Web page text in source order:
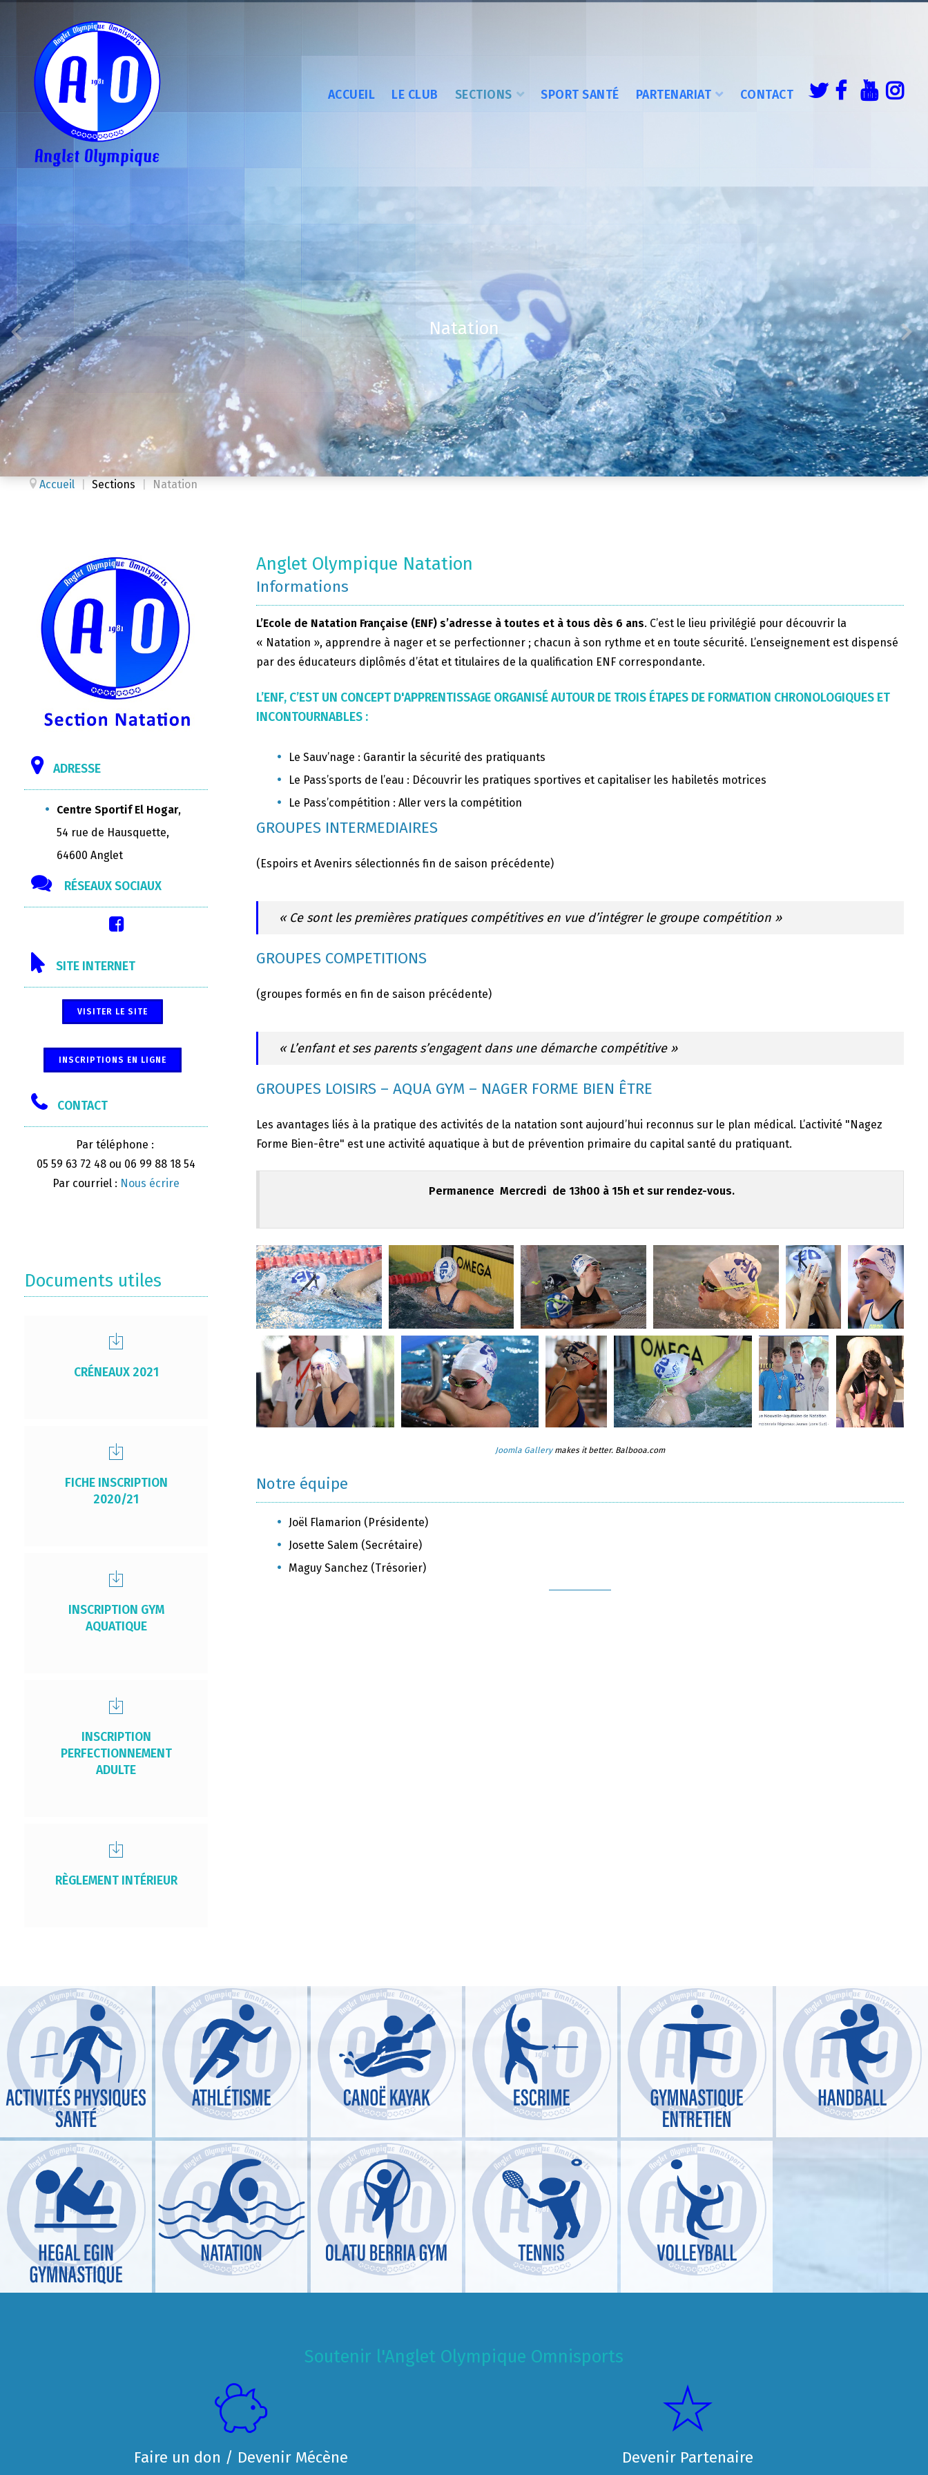
ACCUEIL LE CLUB SECTIONS SPORT SANTÉ PARTENARIAT CONTACT
Natation
Accueil Sections Natation
ADRESSE
Centre Sportif El Hogar,
54 rue de Hausquette,
64600 Anglet
RÉSEAUX SOCIAUX
SITE INTERNET
VISITER LE SITE
INSCRIPTIONS EN LIGNE
CONTACT
Par téléphone :
05 59 63 72 48 ou 06 99 88 18 54
Par courriel : Nous écrire
Documents utiles
CRÉNEAUX 2021
FICHE INSCRIPTION
2020/21
INSCRIPTION GYM
AQUATIQUE
INSCRIPTION
PERFECTIONNEMENT
ADULTE
RÈGLEMENT INTÉRIEUR
Anglet Olympique Natation
Informations
L’Ecole de Natation Française (ENF) s’adresse à toutes et à tous dès 6 ans. C’est le lieu privilégié pour découvrir la
« Natation », apprendre à nager et se perfectionner ; chacun à son rythme et en toute sécurité. L’enseignement est dispensé
par des éducateurs diplômés d’état et titulaires de la qualification ENF correspondante.
L’ENF, C’EST UN CONCEPT D'APPRENTISSAGE ORGANISÉ AUTOUR DE TROIS ÉTAPES DE FORMATION CHRONOLOGIQUES ET
INCONTOURNABLES :
Le Sauv’nage : Garantir la sécurité des pratiquants
Le Pass’sports de l’eau : Découvrir les pratiques sportives et capitaliser les habiletés motrices
Le Pass’compétition : Aller vers la compétition
GROUPES INTERMEDIAIRES
(Espoirs et Avenirs sélectionnés fin de saison précédente)
« Ce sont les premières pratiques compétitives en vue d’intégrer le groupe compétition »
GROUPES COMPETITIONS
(groupes formés en fin de saison précédente)
« L’enfant et ses parents s’engagent dans une démarche compétitive »
GROUPES LOISIRS – AQUA GYM – NAGER FORME BIEN ÊTRE
Les avantages liés à la pratique des activités de la natation sont aujourd’hui reconnus sur le plan médical. L’activité "Nagez
Forme Bien-être" est une activité aquatique à but de prévention primaire du capital santé du pratiquant.
Permanence Mercredi de 13h00 à 15h et sur rendez-vous.
Joomla Gallerymakes it better. Balbooa.com
Notre équipe
Joël Flamarion (Présidente)
Josette Salem (Secrétaire)
Maguy Sanchez (Trésorier)
Soutenir l'Anglet Olympique Omnisports
Faire un don / Devenir Mécène Devenir Partenaire